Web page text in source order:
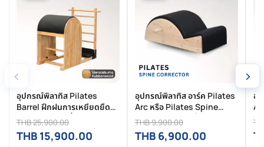
‹
อุปกรณ์พิลาทิส Pilates
Barrel ฝึกฝนการเหยียดยืด
และเกร็งกล้ามเนื้อ เสริมความ
แข็งแรง ไม้ยางพาราประสาน
THB 25,900.00
THB 15,900.00
อุปกรณ์พิลาทิส อาร์ค Pilates
Arc หรือ Pilates Spine
Corrector ไม้เมเปิ้ล เสริม
สร้างสมรรถภาพทางกาย เสริม
ความยืดหยุ่น
THB 9,900.00
THB 6,900.00
อุ
›